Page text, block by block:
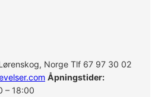
Norge Tlf 67 97 30 02
Åpningstider:
– 18:00